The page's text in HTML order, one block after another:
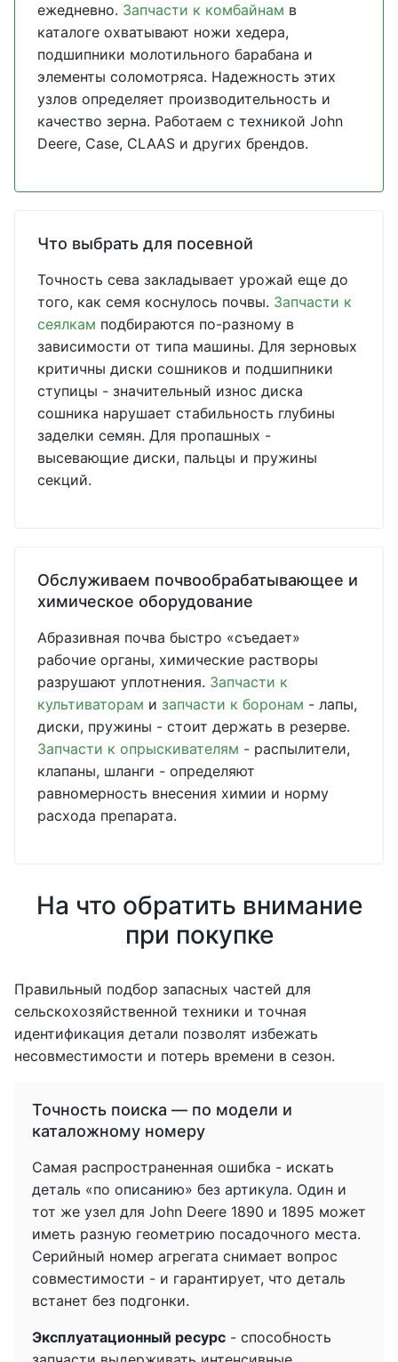
ежедневно. Запчасти к комбайнам в
каталоге охватывают ножи хедера,
подшипники молотильного барабана и
элементы соломотряса. Надежность этих
узлов определяет производительность и
качество зерна. Работаем с техникой John
Deere, Case, CLAAS и других брендов.
Что выбрать для посевной
Точность сева закладывает урожай еще до
того, как семя коснулось почвы. Запчасти к
сеялкам подбираются по-разному в
зависимости от типа машины. Для зерновых
критичны диски сошников и подшипники
ступицы - значительный износ диска
сошника нарушает стабильность глубины
заделки семян. Для пропашных -
высевающие диски, пальцы и пружины
секций.
Обслуживаем почвообрабатывающее и
химическое оборудование
Абразивная почва быстро «съедает»
рабочие органы, химические растворы
разрушают уплотнения. Запчасти к
культиваторам и запчасти к боронам - лапы,
диски, пружины - стоит держать в резерве.
Запчасти к опрыскивателям - распылители,
клапаны, шланги - определяют
равномерность внесения химии и норму
расхода препарата.
На что обратить внимание
при покупке
Правильный подбор запасных частей для
сельскохозяйственной техники и точная
идентификация детали позволят избежать
несовместимости и потерь времени в сезон.
Точность поиска — по модели и
каталожному номеру
Самая распространенная ошибка - искать
деталь «по описанию» без артикула. Один и
тот же узел для John Deere 1890 и 1895 может
иметь разную геометрию посадочного места.
Серийный номер агрегата снимает вопрос
совместимости - и гарантирует, что деталь
встанет без подгонки.
Эксплуатационный ресурс - способность